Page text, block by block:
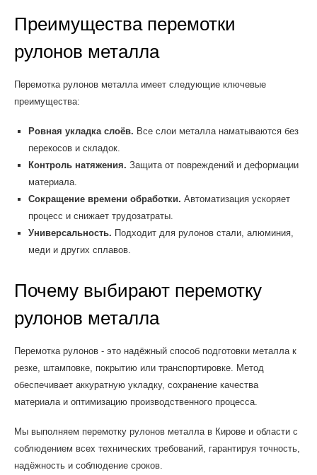
Преимущества перемотки
рулонов металла
Перемотка рулонов металла имеет следующие ключевые
преимущества:
Ровная укладка слоёв. Все слои металла наматываются без
перекосов и складок.
Контроль натяжения. Защита от повреждений и деформации
материала.
Сокращение времени обработки. Автоматизация ускоряет
процесс и снижает трудозатраты.
Универсальность. Подходит для рулонов стали, алюминия,
меди и других сплавов.
Почему выбирают перемотку
рулонов металла
Перемотка рулонов - это надёжный способ подготовки металла к
резке, штамповке, покрытию или транспортировке. Метод
обеспечивает аккуратную укладку, сохранение качества
материала и оптимизацию производственного процесса.
Мы выполняем перемотку рулонов металла в Кирове и области с
соблюдением всех технических требований, гарантируя точность,
надёжность и соблюдение сроков.